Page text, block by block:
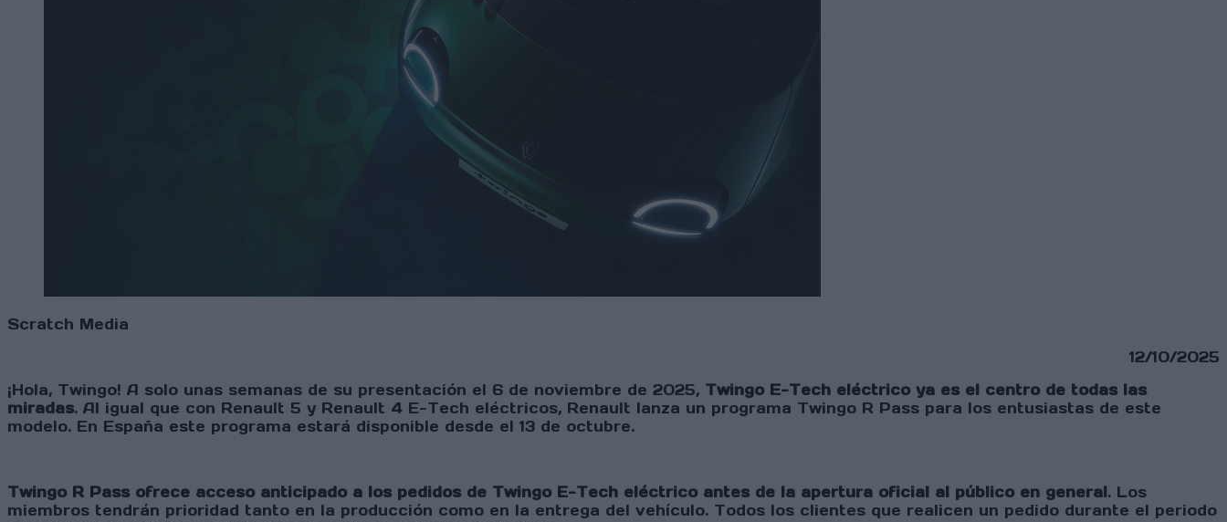
Scratch Media
12/10/2025
¡Hola, Twingo! A solo unas semanas de su presentación el 6 de noviembre de 2025, Twingo E-Tech eléctrico ya es el centro de todas las
miradas. Al igual que con Renault 5 y Renault 4 E-Tech eléctricos, Renault lanza un programa Twingo R Pass para los entusiastas de este
modelo. En España este programa estará disponible desde el 13 de octubre.
Twingo R Pass ofrece acceso anticipado a los pedidos de Twingo E-Tech eléctrico antes de la apertura oficial al público en general. Los
miembros tendrán prioridad tanto en la producción como en la entrega del vehículo. Todos los clientes que realicen un pedido durante el periodo